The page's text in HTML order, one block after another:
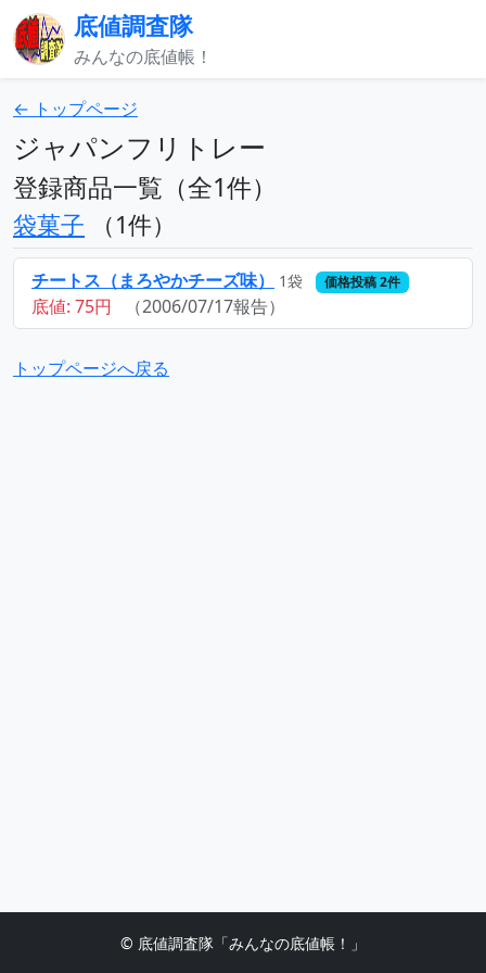
底値調査隊
みんなの底値帳！
← トップページ
ジャパンフリトレー
登録商品一覧（全1件）
袋菓子 （1件）
チートス（まろやかチーズ味） 1袋 価格投稿 2件
底値: 75円 （2006/07/17報告）
トップページへ戻る
© 底値調査隊「みんなの底値帳！」